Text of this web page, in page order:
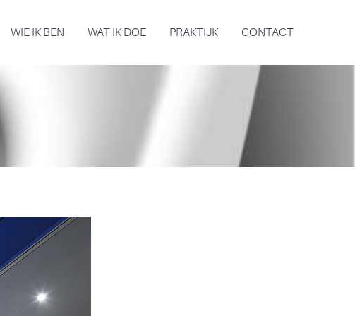
WIE IK BEN WAT IK DOE PRAKTIJK CONTACT